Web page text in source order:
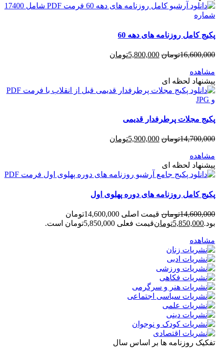
پکیج کامل روزنامه های دهه 60
16,600,000تومان 5,800,000تومان
مشاهده
پیشنهاد لحظه ای
پکیج مجلات پرطرفدار قدیمی
14,700,000تومان 5,900,000تومان
مشاهده
پیشنهاد لحظه ای
پکیج کامل روزنامه های دوره پهلوی اول
14,600,000تومان
قیمت اصلی 14,600,000تومان
بود.5,850,000تومانقیمت فعلی 5,850,000تومان است.
مشاهده
تفکیک روزنامه ها بر اساس سال